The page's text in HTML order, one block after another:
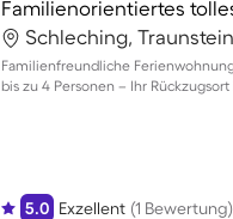
Schleching,
Familienfreundliche
bis zu 4 Personen – Ihr Rückzugsort
5.0 Exzellent (1 Bewertung)